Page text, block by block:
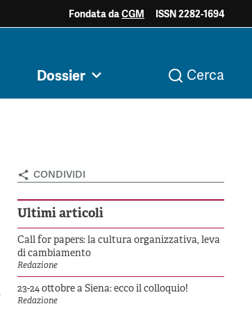
Fondata daCGM ISSN 2282-1694
Dossier Cerca
Argomenti
Acini di fuoco - Dossier
Mezzogiorno
Valutazione e
dintorni
condividi
Ultimi articoli
Call for papers: la cultura organizzativa, leva
di cambiamento
Redazione
23-24 ottobre a Siena: ecco il colloquio!
Redazione